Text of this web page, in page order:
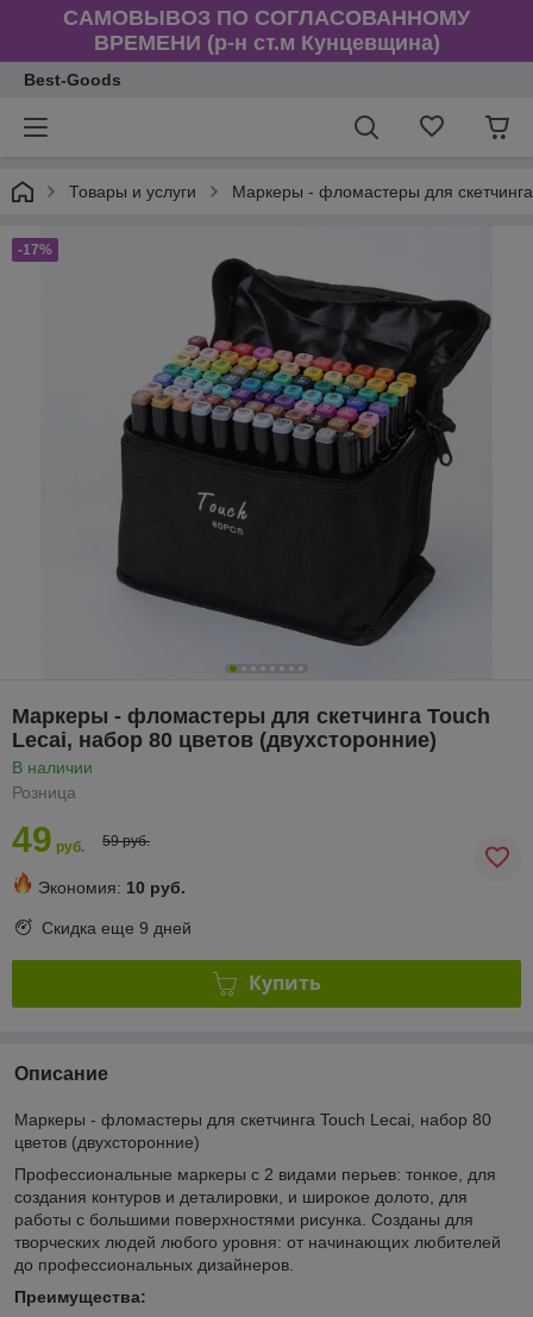
САМОВЫВОЗ ПО СОГЛАСОВАННОМУ
ВРЕМЕНИ (р-н ст.м Кунцевщина)
Best-Goods
Товары и услуги Маркеры - фломастеры для
-17%
Маркеры - фломастеры для скетчинга Touch
Lecai, набор 80 цветов (двухсторонние)
В наличии
Розница
49 руб. 59 руб.
Экономия: 10 руб.
Скидка еще 9 дней
Купить
Описание
Маркеры - фломастеры для скетчинга Touch Lecai, набор 80
цветов (двухсторонние)
Профессиональные маркеры с 2 видами перьев: тонкое, для
создания контуров и деталировки, и широкое долото, для
работы с большими поверхностями рисунка. Cозданы для
творческих людей любого уровня: от начинающих любителей
до профессиональных дизайнеров.
Преимущества: